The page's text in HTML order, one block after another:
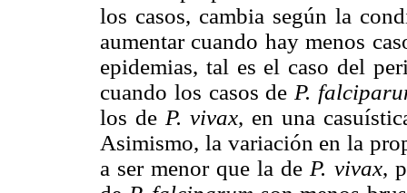
los casos, cambia según la
aumentar cuando hay menos
epidemias, tal es el caso del
cuando los casos de P.
los de P. vivax, en una
Asimismo, la variación en la
a ser menor que la de P. vivax,